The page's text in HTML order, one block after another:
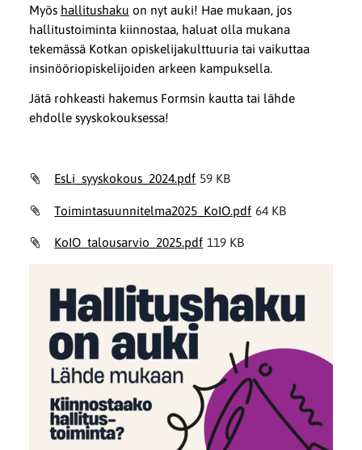
Myös hallitushaku on nyt auki! Hae mukaan, jos
hallitustoiminta kiinnostaa, haluat olla mukana
tekemässä Kotkan opiskelijakulttuuria tai vaikuttaa
insinööriopiskelijoiden arkeen kampuksella.
Jätä rohkeasti hakemus Formsin kautta tai lähde
ehdolle syyskokouksessa!
EsLi_syyskokous_2024.pdf 59 KB
Toimintasuunnitelma2025_KoIO.pdf 64 KB
KoIO_talousarvio_2025.pdf 119 KB